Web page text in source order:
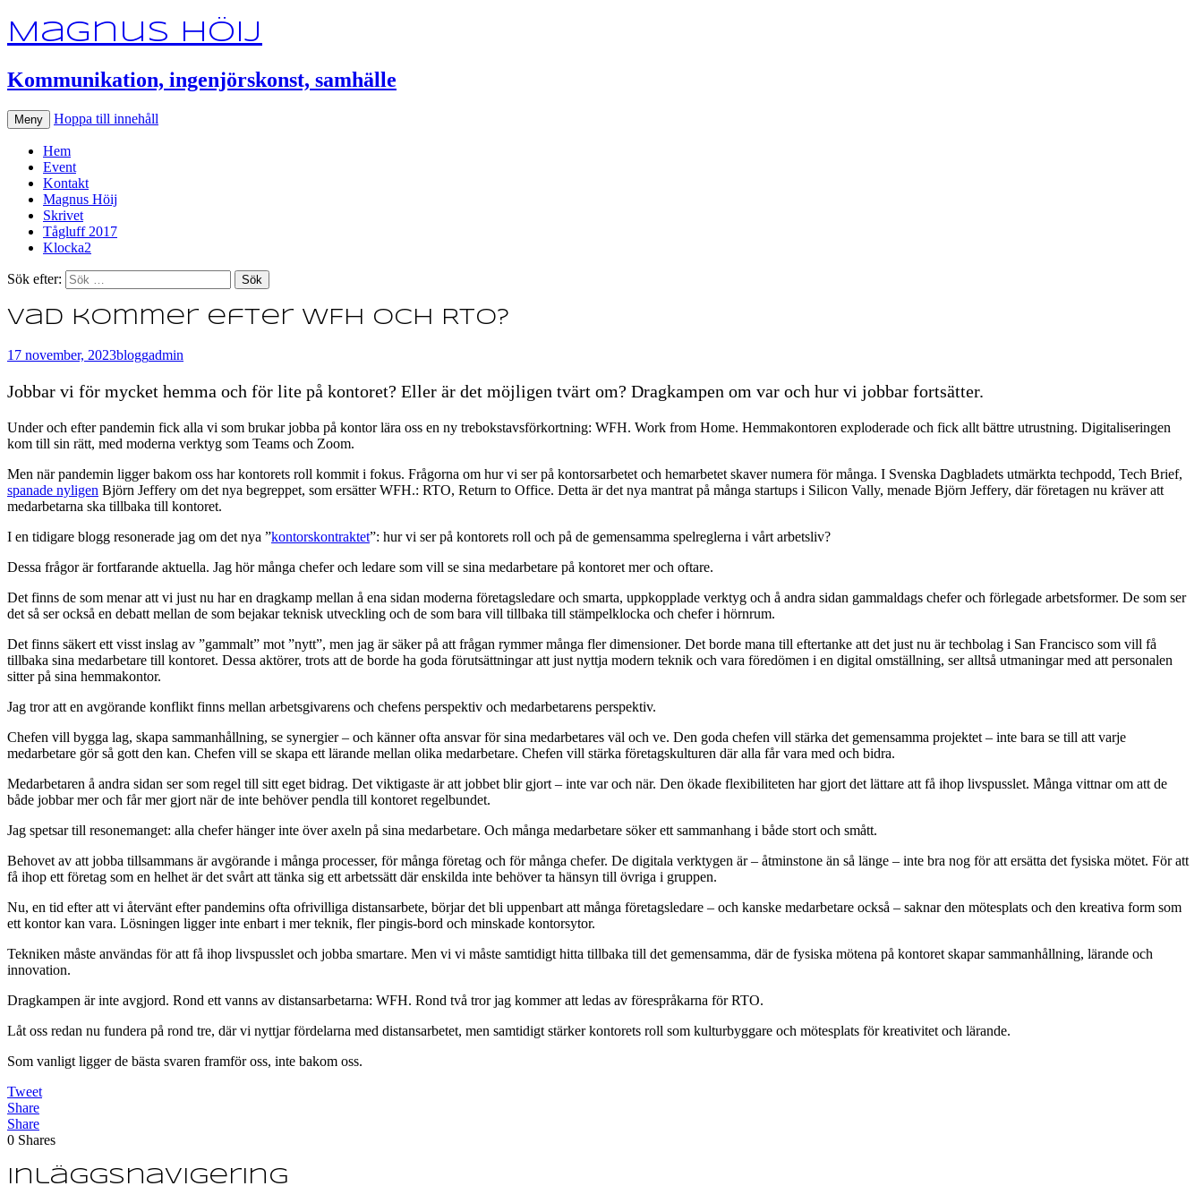
Magnus Höij
Kommunikation, ingenjörskonst, samhälle
Meny Hoppa till innehåll
Hem
Event
Kontakt
Magnus Höij
Skrivet
Tågluff 2017
Klocka2
Sök efter:
Vad kommer efter WFH och RTO?
17 november, 2023bloggadmin
Jobbar vi för mycket hemma och för lite på kontoret? Eller är det möjligen tvärt om? Dragkampen om var och hur vi jobbar fortsätter.
Under och efter pandemin fick alla vi som brukar jobba på kontor lära oss en ny trebokstavsförkortning: WFH. Work from Home. Hemmakontoren exploderade och fick allt bättre utrustning. Digitaliseringen
kom till sin rätt, med moderna verktyg som Teams och Zoom.
Men när pandemin ligger bakom oss har kontorets roll kommit i fokus. Frågorna om hur vi ser på kontorsarbetet och hemarbetet skaver numera för många. I Svenska Dagbladets utmärkta techpodd, Tech Brief,
spanade nyligen Björn Jeffery om det nya begreppet, som ersätter WFH.: RTO, Return to Office. Detta är det nya mantrat på många startups i Silicon Vally, menade Björn Jeffery, där företagen nu kräver att
medarbetarna ska tillbaka till kontoret.
I en tidigare blogg resonerade jag om det nya ”kontorskontraktet”: hur vi ser på kontorets roll och på de gemensamma spelreglerna i vårt arbetsliv?
Dessa frågor är fortfarande aktuella. Jag hör många chefer och ledare som vill se sina medarbetare på kontoret mer och oftare.
Det finns de som menar att vi just nu har en dragkamp mellan å ena sidan moderna företagsledare och smarta, uppkopplade verktyg och å andra sidan gammaldags chefer och förlegade arbetsformer. De som ser
det så ser också en debatt mellan de som bejakar teknisk utveckling och de som bara vill tillbaka till stämpelklocka och chefer i hörnrum.
Det finns säkert ett visst inslag av ”gammalt” mot ”nytt”, men jag är säker på att frågan rymmer många fler dimensioner. Det borde mana till eftertanke att det just nu är techbolag i San Francisco som vill få
tillbaka sina medarbetare till kontoret. Dessa aktörer, trots att de borde ha goda förutsättningar att just nyttja modern teknik och vara föredömen i en digital omställning, ser alltså utmaningar med att personalen
sitter på sina hemmakontor.
Jag tror att en avgörande konflikt finns mellan arbetsgivarens och chefens perspektiv och medarbetarens perspektiv.
Chefen vill bygga lag, skapa sammanhållning, se synergier – och känner ofta ansvar för sina medarbetares väl och ve. Den goda chefen vill stärka det gemensamma projektet – inte bara se till att varje
medarbetare gör så gott den kan. Chefen vill se skapa ett lärande mellan olika medarbetare. Chefen vill stärka företagskulturen där alla får vara med och bidra.
Medarbetaren å andra sidan ser som regel till sitt eget bidrag. Det viktigaste är att jobbet blir gjort – inte var och när. Den ökade flexibiliteten har gjort det lättare att få ihop livspusslet. Många vittnar om att de
både jobbar mer och får mer gjort när de inte behöver pendla till kontoret regelbundet.
Jag spetsar till resonemanget: alla chefer hänger inte över axeln på sina medarbetare. Och många medarbetare söker ett sammanhang i både stort och smått.
Behovet av att jobba tillsammans är avgörande i många processer, för många företag och för många chefer. De digitala verktygen är – åtminstone än så länge – inte bra nog för att ersätta det fysiska mötet. För att
få ihop ett företag som en helhet är det svårt att tänka sig ett arbetssätt där enskilda inte behöver ta hänsyn till övriga i gruppen.
Nu, en tid efter att vi återvänt efter pandemins ofta ofrivilliga distansarbete, börjar det bli uppenbart att många företagsledare – och kanske medarbetare också – saknar den mötesplats och den kreativa form som
ett kontor kan vara. Lösningen ligger inte enbart i mer teknik, fler pingis-bord och minskade kontorsytor.
Tekniken måste användas för att få ihop livspusslet och jobba smartare. Men vi vi måste samtidigt hitta tillbaka till det gemensamma, där de fysiska mötena på kontoret skapar sammanhållning, lärande och
innovation.
Dragkampen är inte avgjord. Rond ett vanns av distansarbetarna: WFH. Rond två tror jag kommer att ledas av förespråkarna för RTO.
Låt oss redan nu fundera på rond tre, där vi nyttjar fördelarna med distansarbetet, men samtidigt stärker kontorets roll som kulturbyggare och mötesplats för kreativitet och lärande.
Som vanligt ligger de bästa svaren framför oss, inte bakom oss.
Tweet
Share
Share
0 Shares
Inläggsnavigering